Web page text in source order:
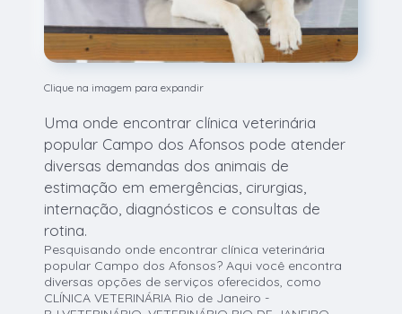
Clique na imagem para expandir
Uma onde encontrar clínica veterinária
popular Campo dos Afonsos pode atender
diversas demandas dos animais de
estimação em emergências, cirurgias,
internação, diagnósticos e consultas de
rotina.
Pesquisando onde encontrar clínica veterinária
popular Campo dos Afonsos? Aqui você encontra
diversas opções de serviços oferecidos, como
CLÍNICA VETERINÁRIA Rio de Janeiro -